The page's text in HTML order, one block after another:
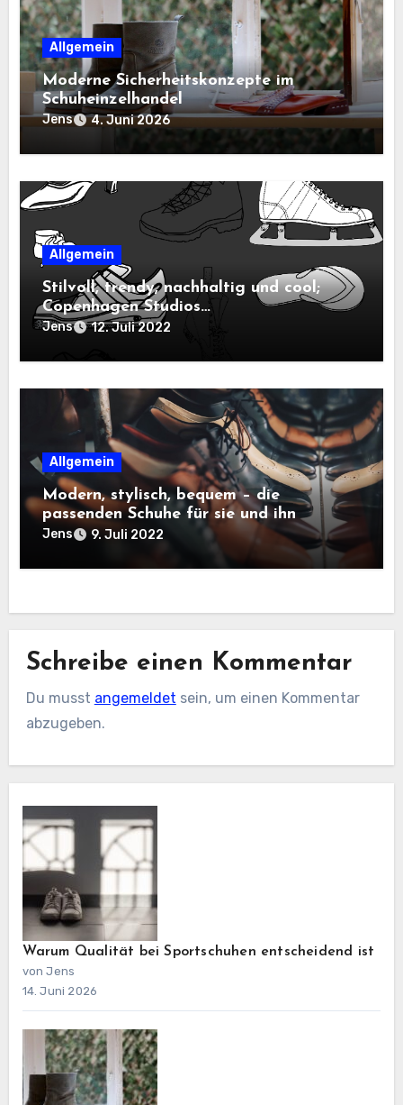
Allgemein
Moderne Sicherheitskonzepte im
Schuheinzelhandel
Jens 4. Juni 2026
Allgemein
Stilvoll, trendy, nachhaltig und cool;
Copenhagen Studios…
Jens 12. Juli 2022
Allgemein
Modern, stylisch, bequem – die
passenden Schuhe für sie und ihn
Jens 9. Juli 2022
Schreibe einen Kommentar
Du musst angemeldet sein, um einen Kommentar
abzugeben.
Warum Qualität bei Sportschuhen entscheidend ist
von Jens
14. Juni 2026